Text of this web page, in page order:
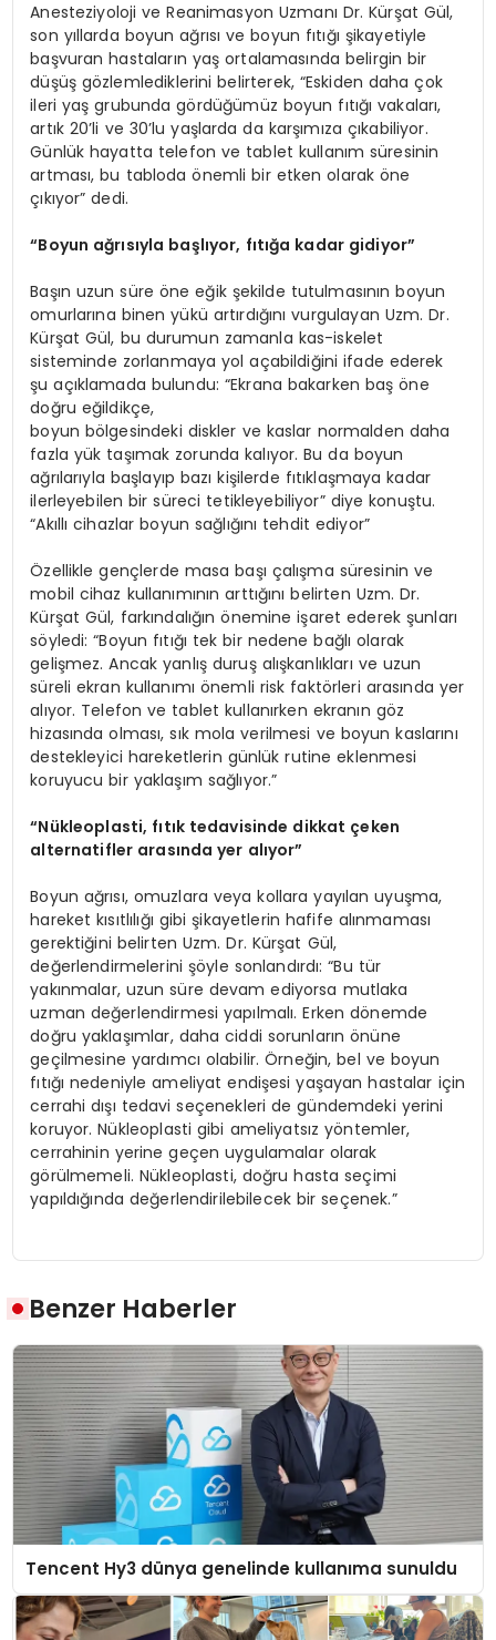
Anesteziyoloji ve Reanimasyon Uzmanı Dr. Kürşat Gül,
son yıllarda boyun ağrısı ve boyun fıtığı şikayetiyle
başvuran hastaların yaş ortalamasında belirgin bir
düşüş gözlemlediklerini belirterek, “Eskiden daha çok
ileri yaş grubunda gördüğümüz boyun fıtığı vakaları,
artık 20’li ve 30’lu yaşlarda da karşımıza çıkabiliyor.
Günlük hayatta telefon ve tablet kullanım süresinin
artması, bu tabloda önemli bir etken olarak öne
çıkıyor” dedi.
“Boyun ağrısıyla başlıyor, fıtığa kadar gidiyor”
Başın uzun süre öne eğik şekilde tutulmasının boyun
omurlarına binen yükü artırdığını vurgulayan Uzm. Dr.
Kürşat Gül, bu durumun zamanla kas-iskelet
sisteminde zorlanmaya yol açabildiğini ifade ederek
şu açıklamada bulundu: “Ekrana bakarken baş öne
doğru eğildikçe,
boyun bölgesindeki diskler ve kaslar normalden daha
fazla yük taşımak zorunda kalıyor. Bu da boyun
ağrılarıyla başlayıp bazı kişilerde fıtıklaşmaya kadar
ilerleyebilen bir süreci tetikleyebiliyor” diye konuştu.
“Akıllı cihazlar boyun sağlığını tehdit ediyor”
Özellikle gençlerde masa başı çalışma süresinin ve
mobil cihaz kullanımının arttığını belirten Uzm. Dr.
Kürşat Gül, farkındalığın önemine işaret ederek şunları
söyledi: “Boyun fıtığı tek bir nedene bağlı olarak
gelişmez. Ancak yanlış duruş alışkanlıkları ve uzun
süreli ekran kullanımı önemli risk faktörleri arasında yer
alıyor. Telefon ve tablet kullanırken ekranın göz
hizasında olması, sık mola verilmesi ve boyun kaslarını
destekleyici hareketlerin günlük rutine eklenmesi
koruyucu bir yaklaşım sağlıyor.”
“Nükleoplasti, fıtık tedavisinde dikkat çeken
alternatifler arasında yer alıyor”
Boyun ağrısı, omuzlara veya kollara yayılan uyuşma,
hareket kısıtlılığı gibi şikayetlerin hafife alınmaması
gerektiğini belirten Uzm. Dr. Kürşat Gül,
değerlendirmelerini şöyle sonlandırdı: “Bu tür
yakınmalar, uzun süre devam ediyorsa mutlaka
uzman değerlendirmesi yapılmalı. Erken dönemde
doğru yaklaşımlar, daha ciddi sorunların önüne
geçilmesine yardımcı olabilir. Örneğin, bel ve boyun
fıtığı nedeniyle ameliyat endişesi yaşayan hastalar için
cerrahi dışı tedavi seçenekleri de gündemdeki yerini
koruyor. Nükleoplasti gibi ameliyatsız yöntemler,
cerrahinin yerine geçen uygulamalar olarak
görülmemeli. Nükleoplasti, doğru hasta seçimi
yapıldığında değerlendirilebilecek bir seçenek.”
Benzer Haberler
Tencent Hy3 dünya genelinde kullanıma sunuldu